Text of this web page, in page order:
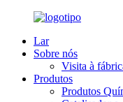
Lar
Sobre nós
Visita à
Produtos
Produtos